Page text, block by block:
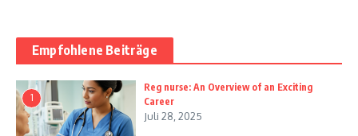
Empfohlene Beiträge
1
Reg nurse: An Overview of an Exciting
Career
Juli 28, 2025